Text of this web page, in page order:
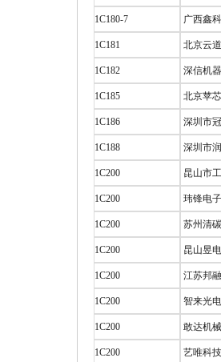
1C180-7 广西鑫
1C181 北京云
1C182 深信机
1C185 北京苹
1C186 深圳市
1C188 深圳市
1C200 昆山市
1C200 玮锋电
1C200 苏州清
1C200 昆山昱
1C200 江苏邦
1C200 智来光
1C200 敢达机
1C200 艺唯科